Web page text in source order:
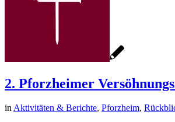
2. Pforzheimer
inAktivitäten & Berichte, Pforzheim,